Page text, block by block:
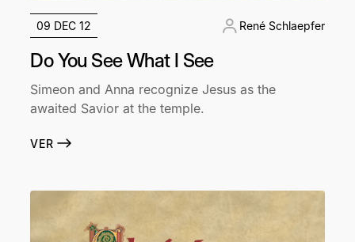
09 DEC 12 René Schlaepfer
Do You See What I See
Simeon and Anna recognize Jesus as the
awaited Savior at the temple.
VER